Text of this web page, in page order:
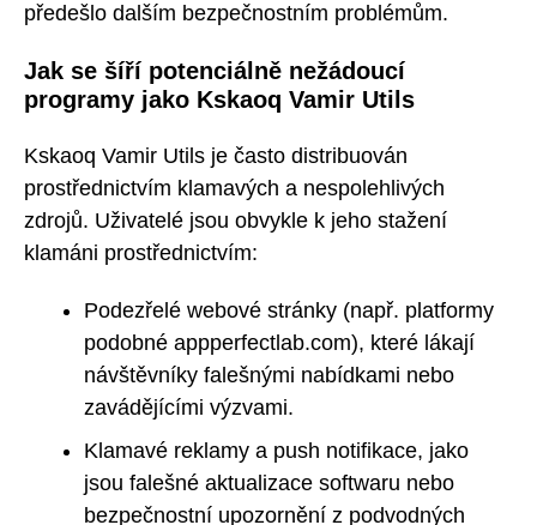
předešlo dalším bezpečnostním problémům.
Jak se šíří potenciálně nežádoucí
programy jako Kskaoq Vamir Utils
Kskaoq Vamir Utils je často distribuován
prostřednictvím klamavých a nespolehlivých
zdrojů. Uživatelé jsou obvykle k jeho stažení
klamáni prostřednictvím:
Podezřelé webové stránky (např. platformy
podobné appperfectlab.com), které lákají
návštěvníky falešnými nabídkami nebo
zavádějícími výzvami.
Klamavé reklamy a push notifikace, jako
jsou falešné aktualizace softwaru nebo
bezpečnostní upozornění z podvodných